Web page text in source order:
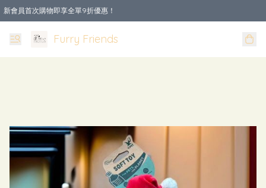
新會員首次購物即享全單9折優惠！
Furry Friends